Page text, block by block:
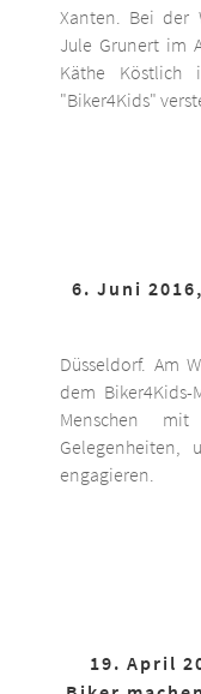
Xanten. Bei der
Jule Grunert im
Käthe Köstlich
"Biker4Kids"
6. Juni
Düsseldorf. Am
dem
Menschen
engagieren.
19. April